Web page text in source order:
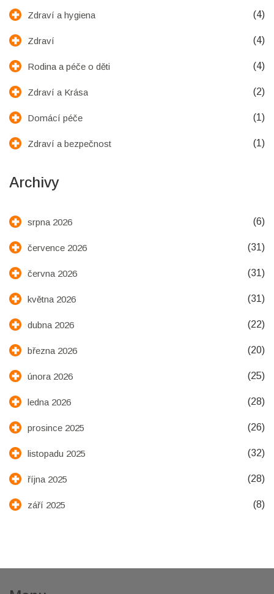
Zdraví a hygiena (4)
Zdraví (4)
Rodina a péče o děti (4)
Zdraví a Krása (2)
Domácí péče (1)
Zdraví a bezpečnost (1)
Archivy
srpna 2026 (6)
července 2026 (31)
června 2026 (31)
května 2026 (31)
dubna 2026 (22)
března 2026 (20)
února 2026 (25)
ledna 2026 (28)
prosince 2025 (26)
listopadu 2025 (32)
října 2025 (28)
září 2025 (8)